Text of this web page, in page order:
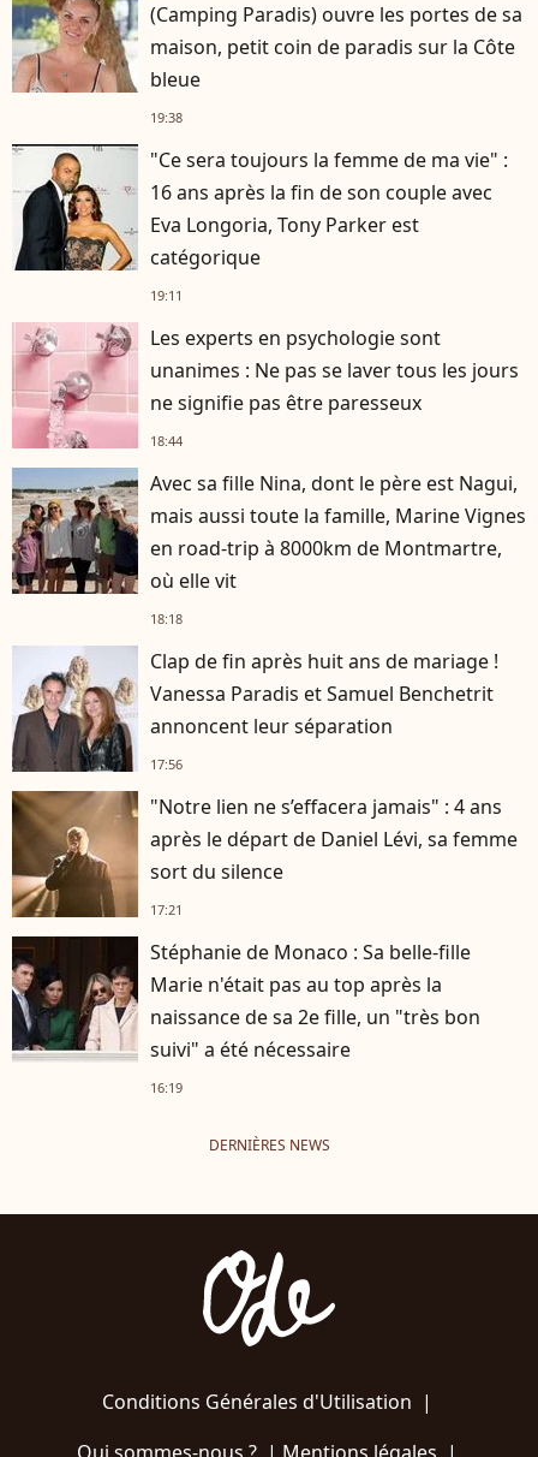
(Camping Paradis) ouvre les portes de sa
maison, petit coin de paradis sur la Côte
bleue
19:38
"Ce sera toujours la femme de ma vie" :
16 ans après la fin de son couple avec
Eva Longoria, Tony Parker est
catégorique
19:11
Les experts en psychologie sont
unanimes : Ne pas se laver tous les jours
ne signifie pas être paresseux
18:44
Avec sa fille Nina, dont le père est Nagui,
mais aussi toute la famille, Marine Vignes
en road-trip à 8000km de Montmartre,
où elle vit
18:18
Clap de fin après huit ans de mariage !
Vanessa Paradis et Samuel Benchetrit
annoncent leur séparation
17:56
"Notre lien ne s’effacera jamais" : 4 ans
après le départ de Daniel Lévi, sa femme
sort du silence
17:21
Stéphanie de Monaco : Sa belle-fille
Marie n'était pas au top après la
naissance de sa 2e fille, un "très bon
suivi" a été nécessaire
16:19
DERNIÈRES NEWS
Conditions Générales d'Utilisation |